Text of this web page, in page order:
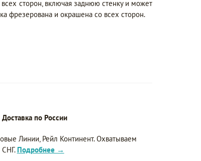
сторон, включая заднюю стенку и может
фрезерована и окрашена со всех сторон.
Доставка по России
Линии, Рейл Континент. Охватываем
СНГ. Подробнее →